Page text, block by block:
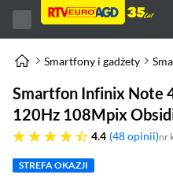
Smartfony i gadżety
Smartfon Infinix Note
120Hz 108Mpix
4.4
4.4 gwiazdek 48 opinii nr
STREFA OKAZJI